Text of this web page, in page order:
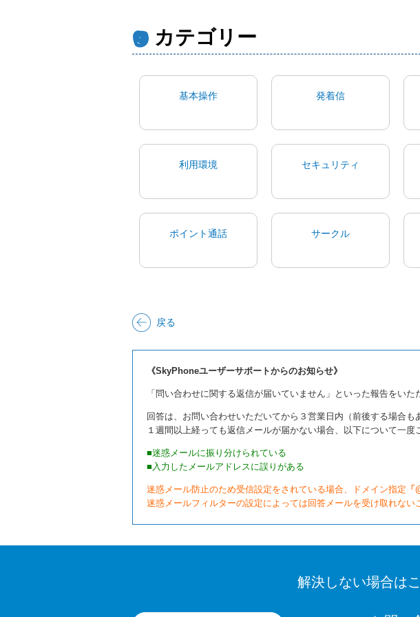
カテゴリー
基本操作 発着信
利用環境 セキュリティ
ポイント通話 サークル
戻る
《SkyPhoneユーザーサポートからのお知らせ》
「問い合わせに関する返信が届いていません」といった報告をいた
回答は、お問い合わせいただいてから３営業日内（前後する場合も
１週間以上経っても返信メールが届かない場合、以下について一度
■迷惑メールに振り分けられている
■入力したメールアドレスに誤りがある
迷惑メール防止のため受信設定をされている場合、ドメイン指定
迷惑メールフィルターの設定によっては回答メールを受け取れない
解決しない場合は